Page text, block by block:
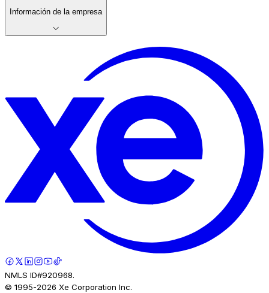
Información de la empresa
NMLS ID#920968.
© 1995-2026 Xe Corporation Inc.